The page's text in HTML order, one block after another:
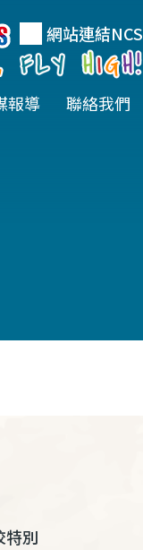
網站連結NCS
報導 聯絡我們
特別